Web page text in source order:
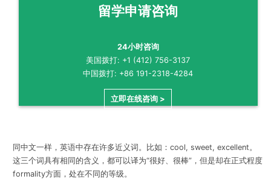
留学申请咨询
24小时咨询
美国拨打: +1 (412) 756-3137
中国拨打: +86 191-2318-4284
立即在线咨询 >
同中文一样，英语中存在许多近义词。比如： cool, sweet, excellent。
这三个词具有相同的含义，都可以译为“很好、很棒”，但是却在正式程度
formality方面，处在不同的等级。